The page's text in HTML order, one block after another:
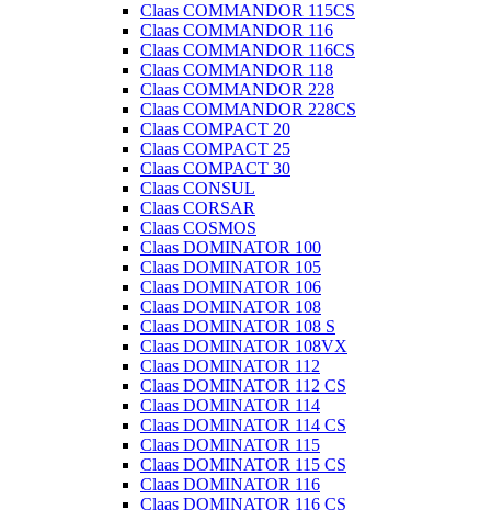
Claas COMMANDOR 115CS
Claas COMMANDOR 116
Claas COMMANDOR 116CS
Claas COMMANDOR 118
Claas COMMANDOR 228
Claas COMMANDOR 228CS
Claas COMPACT 20
Claas COMPACT 25
Claas COMPACT 30
Claas CONSUL
Claas CORSAR
Claas COSMOS
Claas DOMINATOR 100
Claas DOMINATOR 105
Claas DOMINATOR 106
Claas DOMINATOR 108
Claas DOMINATOR 108 S
Claas DOMINATOR 108VX
Claas DOMINATOR 112
Claas DOMINATOR 112 CS
Claas DOMINATOR 114
Claas DOMINATOR 114 CS
Claas DOMINATOR 115
Claas DOMINATOR 115 CS
Claas DOMINATOR 116
Claas DOMINATOR 116 CS